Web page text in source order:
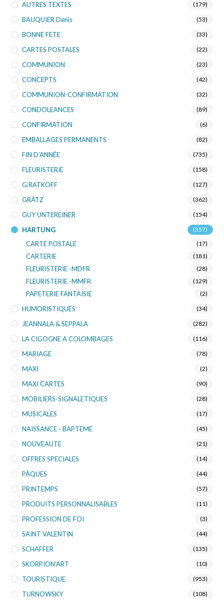
AUTRES TEXTES (179)
BAUQUIER Denis (53)
BONNE FETE (33)
CARTES POSTALES (22)
COMMUNION (23)
CONCEPTS (42)
COMMUNION-CONFIRMATION (32)
CONDOLEANCES (89)
CONFIRMATION (6)
EMBALLAGES PERMANENTS (82)
FIN D’ANNÉE (735)
FLEURISTERIE (158)
G.RATKOFF (127)
GRÄTZ (362)
GUY UNTEREINER (154)
HARTUNG (357)
CARTE POSTALE (17)
CARTERIE (181)
FLEURISTERIE -MDFR (28)
FLEURISTERIE -MMFR (129)
PAPETERIE FANTAISIE (2)
HUMORISTIQUES (34)
JEANNALA & SEPPALA (282)
LA CIGOGNE A COLOMBAGES (116)
MARIAGE (78)
MAXI (2)
MAXI CARTES (90)
MOBILIERS-SIGNALETIQUES (28)
MUSICALES (17)
NAISSANCE - BAPTEME (45)
NOUVEAUTE (21)
OFFRES SPECIALES (14)
PÂQUES (44)
PRINTEMPS (57)
PRODUITS PERSONNALISABLES (11)
PROFESSION DE FOI (3)
SAINT VALENTIN (44)
SCHAFFER (135)
SKORPION'ART (10)
TOURISTIQUE (953)
TURNOWSKY (108)